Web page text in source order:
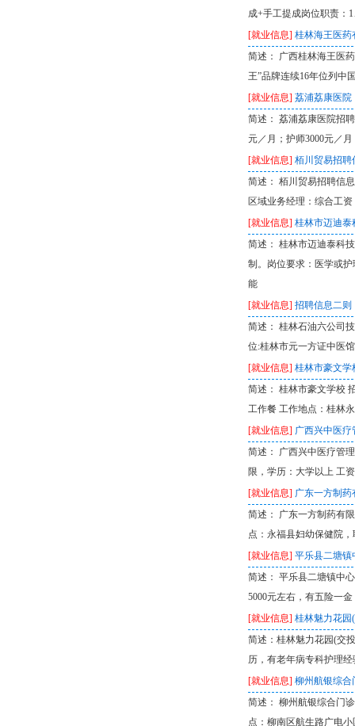
成+手工提成岗位职责：
[就业信息] 桂林海王医药
简述： 广西桂林海王医
王”品牌连续16年位列中
[就业信息] 荔浦荔康医院
简述： 荔浦荔康医院招
元／月；护师3000元／
[就业信息] 栢川贸易招聘
简述： 栢川贸易招聘信
区域业务经理：综合工
[就业信息] 桂林市迈迪泰
简述： 桂林市迈迪泰科
制。岗位要求：医学或
能
[就业信息] 招聘信息二则
简述： 桂林石油六公司
位:桂林市元一方证中医
[就业信息] 桂林市豪文学
简述： 桂林市豪文学校
工作餐 工作地点：桂林
[就业信息] 广西兴中医
简述： 广西兴中医疗管
限，学历：大学以上 工
[就业信息] 广东一方制药
简述： 广东一方制药有
点：永福县妇幼保健院，
[就业信息] 平乐县二塘镇
简述： 平乐县二塘镇中
5000元左右，有五险一金
[就业信息] 桂林魅力花园
简述：桂林魅力花园(交
历，有老年病专科护理
[就业信息] 柳州航银综合
简述： 柳州航银综合门
点：柳南区航生路广电小